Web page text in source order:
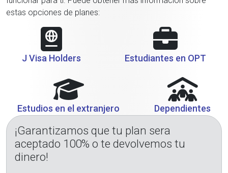
estas opciones de planes:
J Visa Holders Estudiantes en OPT
Estudios en el extranjero Dependientes
¡Garantizamos que tu plan sera
aceptado 100% o te devolvemos tu
dinero!